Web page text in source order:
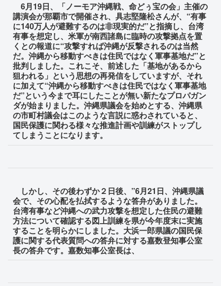
6月19日、「ノーモア沖縄戦、命どぅ宝の会」主催の
講演会が那覇市で開催され、具志堅隆松さんが、“有事
に140万人が避難するのは非現実的だ”と指摘し、台湾
有事を想定し、米軍が南西諸島に臨時の攻撃拠点を置
くとの報道に“攻撃すれば沖縄が反撃されるのは当然
だ。沖縄から移動すべきは住民ではなく軍事基地だ”と
批判しました。これこそ、前述した「基地があるから
狙われる」という思想の再発信をしていますが、それ
に加えて“沖縄から移動すべきは住民ではなく軍事基地
だ”という今まで耳にしたことが無い新たなプロパガン
ダが始まりました。沖縄県議会を始めとする、沖縄県
の市町村議会はこのような言説に惑わされていると、
国民保護に関わる様々な推進計画や訓練がストップし
てしまうことになります。
しかし、その後わずか２日後、”6月21日、沖縄県議
会で、その心配を払拭するような答弁がありました。
台湾有事など沖縄への武力攻撃を想定した住民の避難
方法について確認する図上訓練を県が今年度末に実施
することを明らかにしました。大浜一郎県議の国民保
護に関する代表質問への答弁に対する嘉数登知事公室
長の答弁です。嘉数知事公室長は、